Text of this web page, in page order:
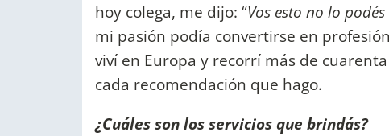
hoy colega, me dijo: “Vos esto no lo
mi pasión podía convertirse en
viví en Europa y recorrí más de
cada recomendación que hago.
¿Cuáles son los servicios que brindás?